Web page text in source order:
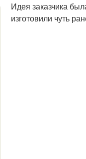
Идея заказчика
изготовили чуть